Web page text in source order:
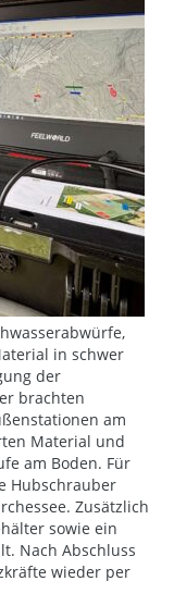
in schwer
der
brachten
am
Material und
am Boden. Für
Hubschrauber
Zusätzlich
sowie ein
Nach Abschluss
wieder per